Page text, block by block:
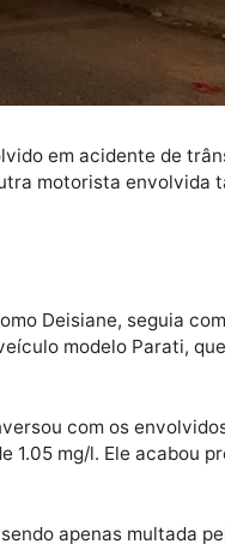
A outra motorista
como Deisiane,